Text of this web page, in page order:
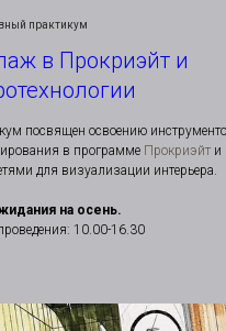
практикум
в Прокриэйт и
посвящен освоению
в программе Прокриэйт и
для визуализации интерьера.
на осень.
10.00-16.30